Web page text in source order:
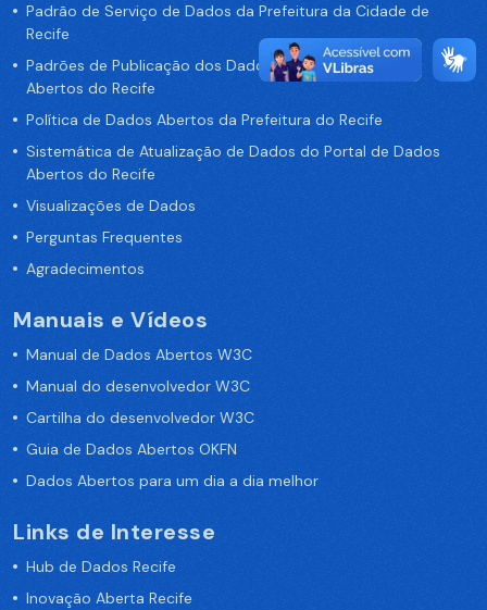
Padrão de Serviço de Dados da Prefeitura da Cidade de
Recife
Padrões de Publicação dos Dados no Portal de Dados
Abertos do Recife
Política de Dados Abertos da Prefeitura do Recife
Sistemática de Atualização de Dados do Portal de Dados
Abertos do Recife
Visualizações de Dados
Perguntas Frequentes
Agradecimentos
Manuais e Vídeos
Manual de Dados Abertos W3C
Manual do desenvolvedor W3C
Cartilha do desenvolvedor W3C
Guia de Dados Abertos OKFN
Dados Abertos para um dia a dia melhor
Links de Interesse
Hub de Dados Recife
Inovação Aberta Recife